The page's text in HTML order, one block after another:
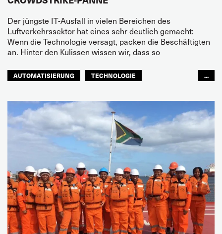
Der jüngste IT-Ausfall in vielen Bereichen des
Luftverkehrssektor hat eines sehr deutlich gemacht:
Wenn die Technologie versagt, packen die Beschäftigten
an. Hinter den Kulissen wissen wir, dass so
AUTOMATISIERUNG
TECHNOLOGIE
...